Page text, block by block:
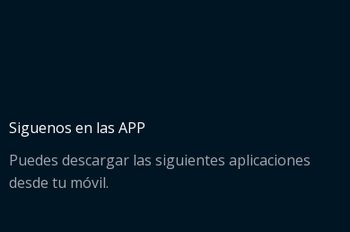
Siguenos en las APP
Puedes descargar las siguientes aplicaciones
desde tu móvil.